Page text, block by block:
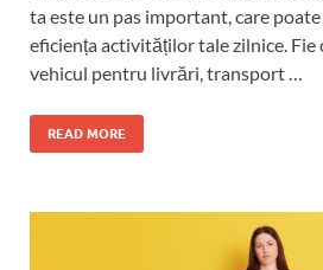
ta este un pas important, care
eficiența activităților tale zilnice. Fie
vehicul pentru livrări, transport …
READ MORE